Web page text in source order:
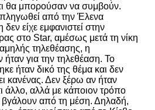
θα μπορούσαν να συμβούν.
από την Έλενα
είχε εμφανιστεί στην
στο Star, αμέσως μετά τη νίκη
τηλεθέασης, η
ήταν για την τηλεθέαση. Το
ήταν δικό της θέμα και δεν
κανένας. Δεν ξέρω αν ήταν
άλλο, αλλά με κάποιον τρόπο
από τη μέση. Δηλαδή,